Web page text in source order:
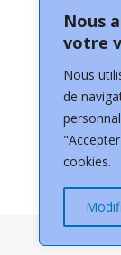
Nous
votre
Nous
de
cookies.